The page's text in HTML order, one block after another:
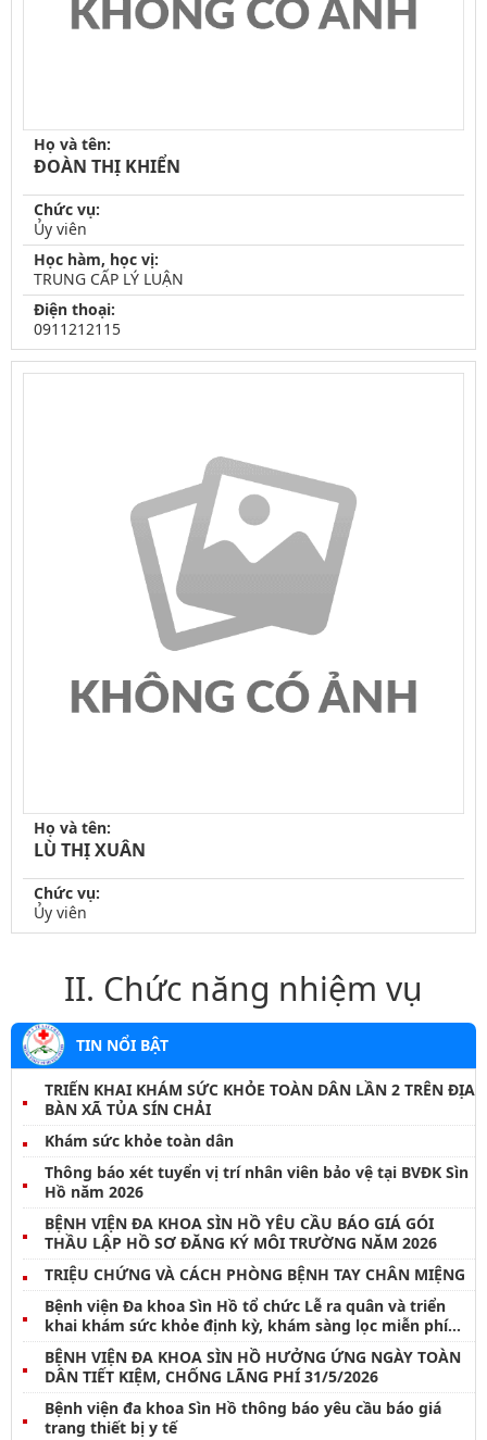
Họ và tên:
ĐOÀN THỊ KHIỂN
Chức vụ:
Ủy viên
Học hàm, học vị:
TRUNG CẤP LÝ LUẬN
Điện thoại:
0911212115
Họ và tên:
LÙ THỊ XUÂN
Chức vụ:
Ủy viên
II. Chức năng nhiệm vụ
TIN NỔI BẬT
TRIỂN KHAI KHÁM SỨC KHỎE TOÀN DÂN LẦN 2 TRÊN ĐỊA
BÀN XÃ TỦA SÍN CHẢI
Khám sức khỏe toàn dân
Thông báo xét tuyển vị trí nhân viên bảo vệ tại BVĐK Sìn
Hồ năm 2026
BỆNH VIỆN ĐA KHOA SÌN HỒ YÊU CẦU BÁO GIÁ GÓI
THẦU LẬP HỒ SƠ ĐĂNG KÝ MÔI TRƯỜNG NĂM 2026
TRIỆU CHỨNG VÀ CÁCH PHÒNG BỆNH TAY CHÂN MIỆNG
Bệnh viện Đa khoa Sìn Hồ tổ chức Lễ ra quân và triển
khai khám sức khỏe định kỳ, khám sàng lọc miễn phí
cho nhân dân đợt I năm 2026
BỆNH VIỆN ĐA KHOA SÌN HỒ HƯỞNG ỨNG NGÀY TOÀN
DÂN TIẾT KIỆM, CHỐNG LÃNG PHÍ 31/5/2026
Bệnh viện đa khoa Sìn Hồ thông báo yêu cầu báo giá
trang thiết bị y tế